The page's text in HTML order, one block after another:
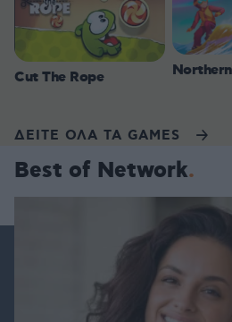
Cut The Rope
ΔΕΙΤΕ ΟΛΑ ΤΑ GAMES
Best of Network